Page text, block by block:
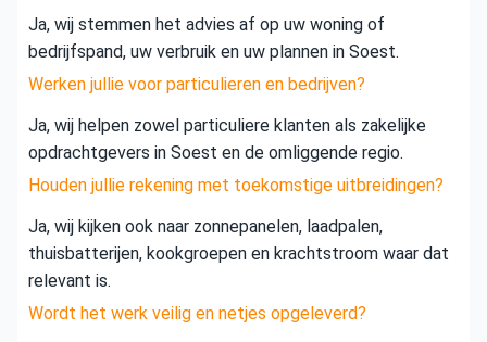
Ja, wij stemmen het advies af op uw woning of
bedrijfspand, uw verbruik en uw plannen in Soest.
Werken jullie voor particulieren en bedrijven?
Ja, wij helpen zowel particuliere klanten als zakelijke
opdrachtgevers in Soest en de omliggende regio.
Houden jullie rekening met toekomstige uitbreidingen?
Ja, wij kijken ook naar zonnepanelen, laadpalen,
thuisbatterijen, kookgroepen en krachtstroom waar dat
relevant is.
Wordt het werk veilig en netjes opgeleverd?